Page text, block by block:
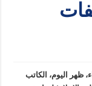
ظهر اليوم، الكاتب